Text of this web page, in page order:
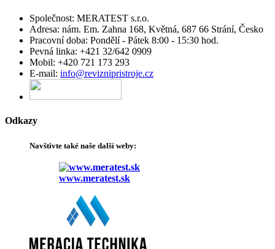
Společnost: MERATEST s.r.o.
Adresa: nám. Em. Zahna 168, Květná, 687 66 Strání, Česko
Pracovní doba: Pondělí - Pátek 8:00 - 15:30 hod.
Pevná linka: +421 32/642 0909
Mobil: +420 721 173 293
E-mail: info@reviznipristroje.cz
Odkazy
Navštivte také naše další weby:
www.meratest.sk